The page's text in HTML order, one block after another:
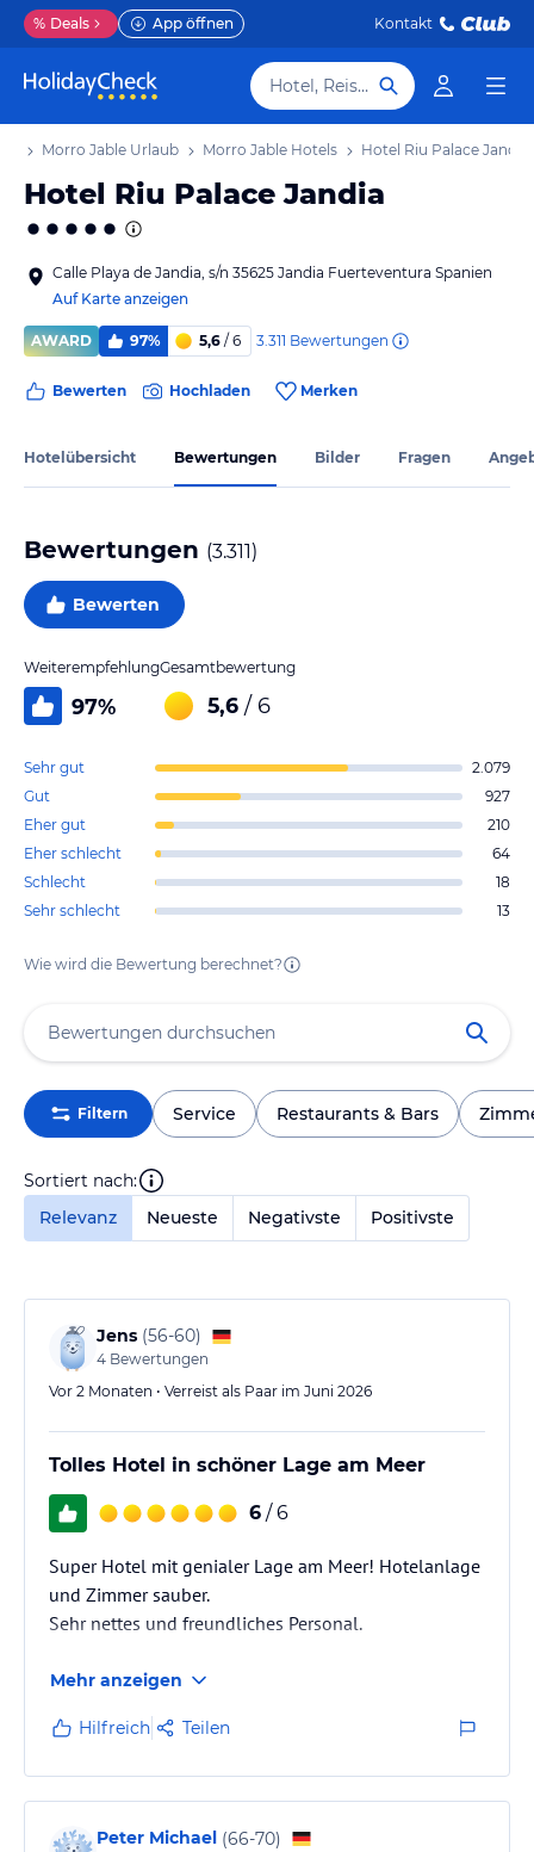
% Deals App öffnen Kontakt
Hotel, Reiseziel
Morro Jable Urlaub Morro Jable Hotels Hotel Riu Palace Jandia
Hotel Riu Palace Jandia
Calle Playa de Jandia, s/n 35625 Jandia Fuerteventura Spanien
Auf Karte anzeigen
AWARD 97% 5,6 / 6 3.311 Bewertungen
Bewerten Hochladen Merken
Hotelübersicht Bewertungen Bilder Fragen
Bewertungen (3.311)
Bewerten
Weiterempfehlung
97%
Gesamtbewertung
5,6 / 6
Sehr gut
2.079
Gut
927
Eher gut
210
Eher schlecht
64
Schlecht
18
Sehr schlecht
13
Wie wird die Bewertung berechnet?
Filtern Service Restaurants & Bars
Sortiert nach:
Relevanz
Neueste Negativste Positivste
Jens (56-60)
4 Bewertungen
Vor 2 Monaten • Verreist als Paar im Juni 2026
Tolles Hotel in schöner Lage am Meer
6 / 6
Super Hotel mit genialer Lage am Meer! Hotelanlage
und Zimmer sauber.
Sehr nettes und freundliches Personal.
Mehr anzeigen
Hilfreich Teilen
Peter Michael (66-70)